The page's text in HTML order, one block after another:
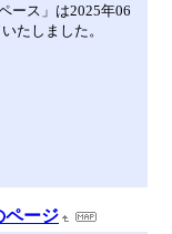
ース」は2025年06
たしました。
ページ